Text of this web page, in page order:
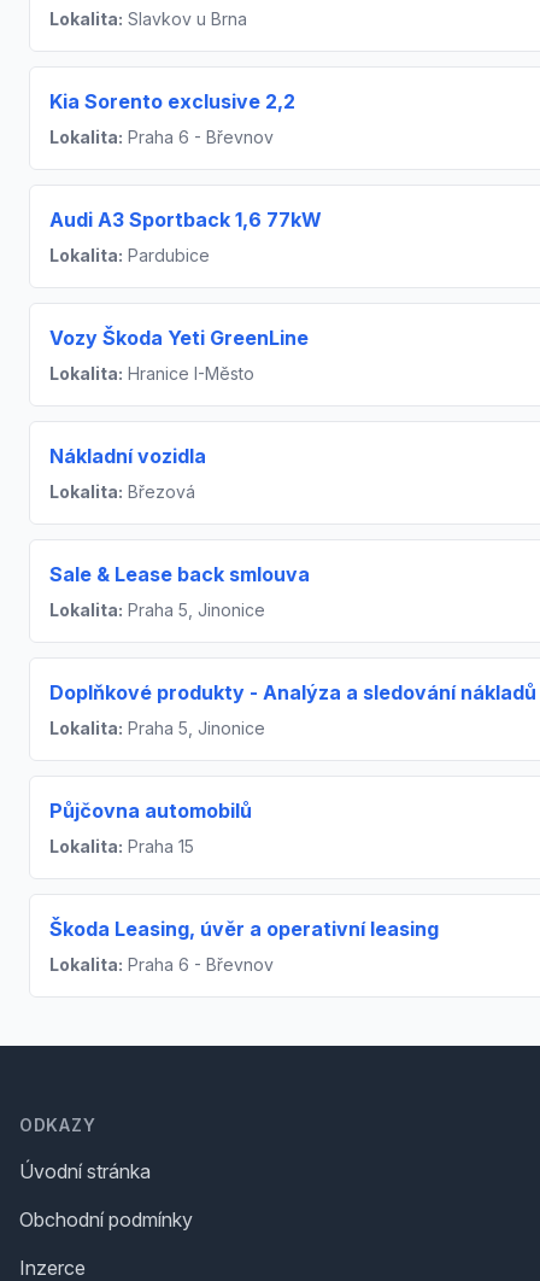
Lokalita: Slavkov u Brna
Kia Sorento exclusive 2,2
Lokalita: Praha 6 - Břevnov
Audi A3 Sportback 1,6 77kW
Lokalita: Pardubice
Vozy Škoda Yeti GreenLine
Lokalita: Hranice I-Město
Nákladní vozidla
Lokalita: Březová
Sale & Lease back smlouva
Lokalita: Praha 5, Jinonice
Doplňkové produkty - Analýza a sledování nákladů
Lokalita: Praha 5, Jinonice
Půjčovna automobilů
Lokalita: Praha 15
Škoda Leasing, úvěr a operativní leasing
Lokalita: Praha 6 - Břevnov
ODKAZY
Úvodní stránka
Obchodní podmínky
Inzerce